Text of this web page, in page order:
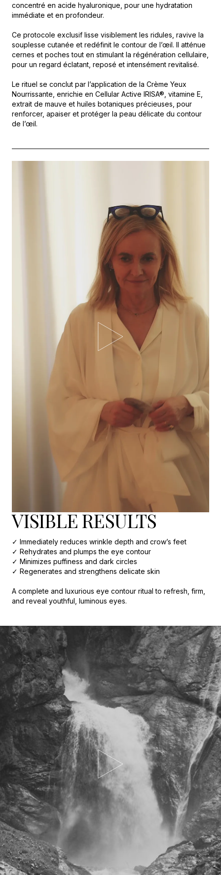
concentré en acide hyaluronique, pour une hydratation
immédiate et en profondeur.
Ce protocole exclusif lisse visiblement les ridules, ravive la
souplesse cutanée et redéfinit le contour de l’œil. Il atténue
cernes et poches tout en stimulant la régénération cellulaire,
pour un regard éclatant, reposé et intensément revitalisé.
Le rituel se conclut par l’application de la Crème Yeux
Nourrissante, enrichie en Cellular Active IRISA®, vitamine E,
extrait de mauve et huiles botaniques précieuses, pour
renforcer, apaiser et protéger la peau délicate du contour
de l’œil.
VISIBLE RESULTS
✓ Immediately reduces wrinkle depth and crow’s feet
✓ Rehydrates and plumps the eye contour
✓ Minimizes puffiness and dark circles
✓ Regenerates and strengthens delicate skin
A complete and luxurious eye contour ritual to refresh, firm,
and reveal youthful, luminous eyes.